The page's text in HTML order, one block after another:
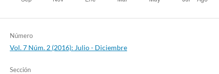
Número
Vol. 7 Núm. 2 (2016): Julio - Diciembre
Sección